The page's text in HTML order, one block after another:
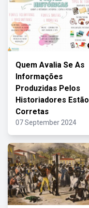
Quem Avalia Se As
Informações
Produzidas Pelos
Historiadores Estão
Corretas
07 September 2024